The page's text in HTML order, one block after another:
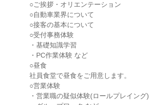
○ご挨拶・オリエンテーション
○自動車業界について
○接客の基本について
○受付事務体験
・基礎知識学習
・PC作業体験 など
○昼食
社員食堂で昼食をご用意します。
○営業体験
・営業職の疑似体験(ロールプレイング)